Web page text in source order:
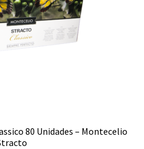
80 Unidades – Montecelio